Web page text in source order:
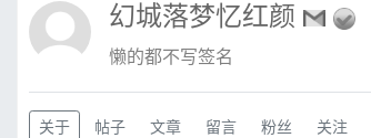
幻城落梦忆红颜
懒的都不写签名
关于 帖子 文章 留言 粉丝 关注